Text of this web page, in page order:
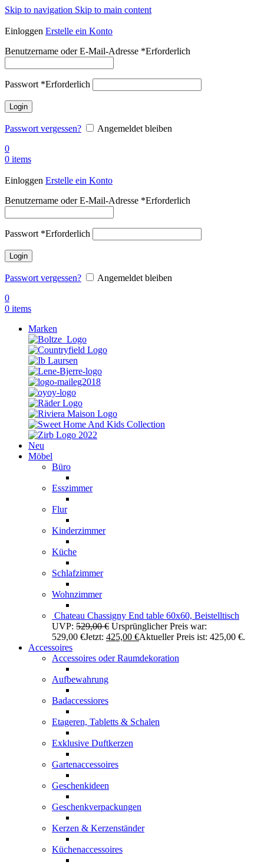
Skip to navigation Skip to main content
Einloggen Erstelle ein Konto
Benutzername oder E-Mail-Adresse *Erforderlich
Passwort *Erforderlich
Login
Passwort vergessen?
Angemeldet bleiben
0
0 items
Einloggen Erstelle ein Konto
Benutzername oder E-Mail-Adresse *Erforderlich
Passwort *Erforderlich
Login
Passwort vergessen?
Angemeldet bleiben
0
0 items
Marken
Neu
Möbel
Büro
Esszimmer
Flur
Kinderzimmer
Küche
Schlafzimmer
Wohnzimmer
Chateau Chassigny End table 60x60, Beistelltisch
UVP: 529,00€ Ursprünglicher Preis war:
529,00 €Jetzt: 425,00 €Aktueller Preis ist: 425,00 €.
Accessoires
Accessoires oder Raumdekoration
Aufbewahrung
Badaccessiores
Etageren, Tabletts & Schalen
Exklusive Duftkerzen
Gartenaccessoires
Geschenkideen
Geschenkverpackungen
Kerzen & Kerzenständer
Küchenaccessoires